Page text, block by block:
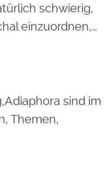
schwierig,
einzuordnen,…
sind im
Themen,